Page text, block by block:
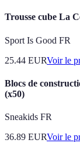
Trousse cube La
Sport Is Good FR
25.44 EURVoir le
Blocs de
(x50)
Sneakids FR
36.89 EURVoir le